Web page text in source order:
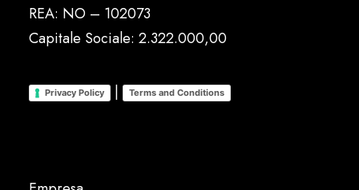
REA: NO – 102073
Capitale Sociale: 2.322.000,00
Privacy Policy | Terms and Conditions